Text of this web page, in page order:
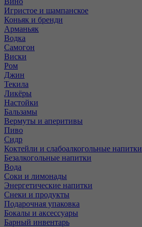
Игристое и шампанское
Коньяк и бренди
Арманьяк
Водка
Самогон
Виски
Ром
Джин
Текила
Ликёры
Настойки
Бальзамы
Вермуты и аперитивы
Пиво
Сидр
Коктейли и слабоалкогольные напитки
Безалкогольные напитки
Вода
Соки и лимонады
Энергетические напитки
Снеки и продукты
Подарочная упаковка
Бокалы и аксессуары
Барный инвентарь